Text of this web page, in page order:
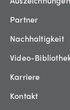
Partner
Nachhaltigkeit
Video-
Karriere
Kontakt